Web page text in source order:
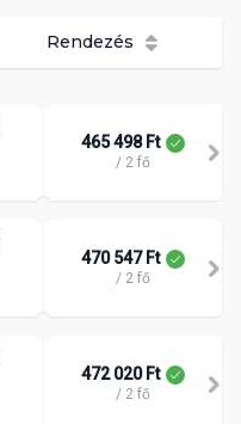
Rendezés
465 498 Ft
/ 2 fő
470 547 Ft
/ 2 fő
472 020 Ft
/ 2 fő